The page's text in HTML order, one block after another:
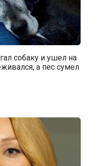
собаку и ушел на
а пес сумел